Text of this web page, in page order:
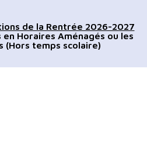
recherche
de
page
du
site
de la Rentrée 2026-2027
Horaires Aménagés ou les
(Hors temps scolaire)